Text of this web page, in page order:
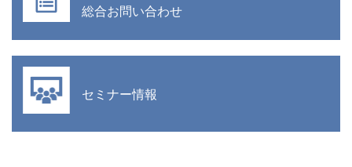
総合お問い合わせ
セミナー情報